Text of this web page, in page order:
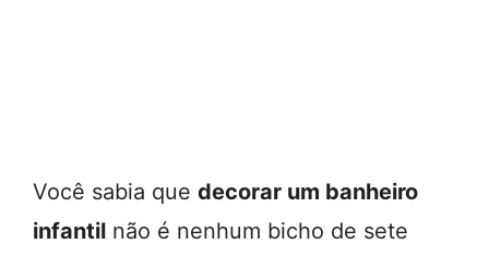
Você sabia que decorar um banheiro
infantil não é nenhum bicho de sete